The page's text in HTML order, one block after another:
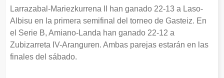
Larrazabal-Mariezkurrena II han ganado 22-13 a Laso-
Albisu en la primera semifinal del torneo de Gasteiz. En
el Serie B, Amiano-Landa han ganado 22-12 a
Zubizarreta IV-Aranguren. Ambas parejas estarán en las
finales del sábado.